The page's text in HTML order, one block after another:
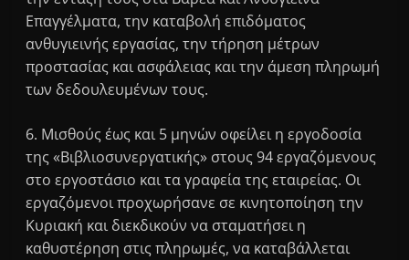
Επαγγέλματα, την καταβολή επιδόματος
ανθυγιεινής εργασίας, την τήρηση μέτρων
προστασίας και ασφάλειας και την άμεση πληρωμή
των δεδουλευμένων τους.
6. Μισθούς έως και 5 μηνών οφείλει η εργοδοσία
της «Βιβλιοσυνεργατικής» στους 94 εργαζόμενους
στο εργοστάσιο και τα γραφεία της εταιρείας. Οι
εργαζόμενοι προχωρήσανε σε κινητοποίηση την
Κυριακή και διεκδικούν να σταματήσει η
καθυστέρηση στις πληρωμές, να καταβάλλεται